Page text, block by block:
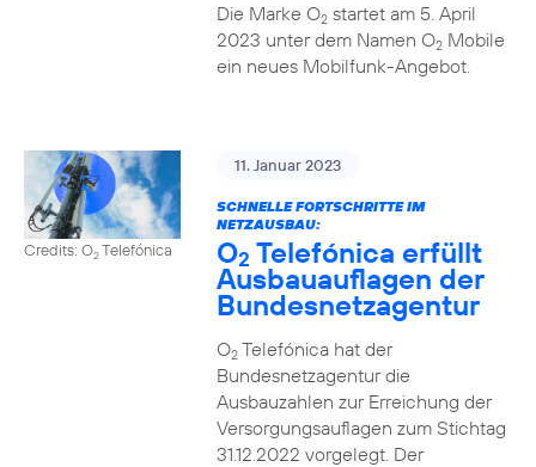
Die Marke O2startet am 5. April
2023 unter dem Namen O2Mobile
ein neues Mobilfunk-Angebot.
Credits: O2Telefónica
11. Januar 2023
SCHNELLE FORTSCHRITTE IM
NETZAUSBAU:
O2 Telefónica erfüllt
Ausbauauflagen der
Bundesnetzagentur
O2Telefónica hat der
Bundesnetzagentur die
Ausbauzahlen zur Erreichung der
Versorgungsauflagen zum Stichtag
31.12.2022 vorgelegt. Der